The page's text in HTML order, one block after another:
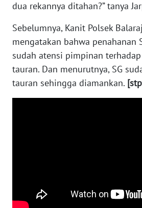
dua rekannya ditahan?” tanya
Sebelumnya, Kanit Polsek
mengatakan bahwa penahanan
sudah atensi pimpinan
tauran. Dan menurutnya, SG
tauran sehingga diamankan.
WN
KALSEL
WN